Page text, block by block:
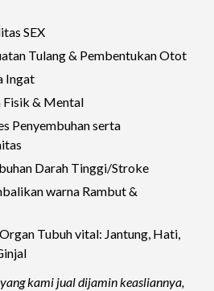
SEX
Tulang & Pembentukan Otot
Ingat
Fisik & Mental
Penyembuhan serta
Darah Tinggi/Stroke
warna Rambut &
Tubuh vital: Jantung, Hati,
kami jual dijamin keasliannya,